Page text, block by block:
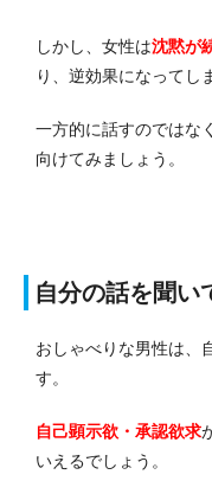
しかし、女性は沈黙が
り、逆効果になってし
一方的に話すのではな
向けてみましょう。
自分の話を聞い
おしゃべりな男性は、
す。
自己顕示欲・承認欲求
いえるでしょう。